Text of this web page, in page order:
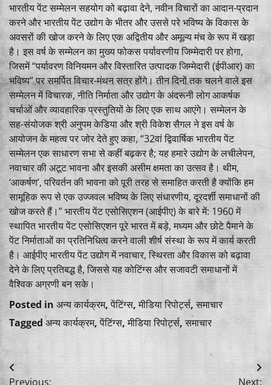
भारतीय पेंट सम्मेलन सहयोग को बढ़ावा देने, नवीन विचारों का आदान-प्रदान
करने और भारतीय पेंट उद्योग के भीतर और उससे परे भविष्य के विकास के
अवसरों की खोज करने के लिए एक अद्वितीय और अमूल्य मंच के रूप में खड़ा
है। इस वर्ष के सम्मेलन का मुख्य फोकस पर्यावरणीय जिम्मेदारी पर होगा,
जिसमें “पर्यावरण विनियमन और विस्तारित उत्पादक जिम्मेदारी (ईपीआर) का
भविष्य” पर समर्पित विचार-मंथन सत्र होंगे। तीन दिनों तक चलने वाले इस
सम्मेलन में विचारक, नीति निर्माता और उद्योग के अंदरूनी लोग आकर्षक
चर्चाओं और व्यावहारिक प्रस्तुतियों के लिए एक साथ आएंगे। सम्मेलन के
सह-संयोजक श्री अनुपम केडिया और श्री विकेश सैगल ने इस वर्ष के
आयोजन के महत्व पर जोर देते हुए कहा, “32वां द्विवार्षिक भारतीय पेंट
सम्मेलन एक साधारण सभा से कहीं बढ़कर है; यह हमारे उद्योग के लचीलेपन,
नवाचार की अटूट भावना और इसकी असीम क्षमता का उत्सव है। थीम,
‘आकर्षण’, परिवर्तन की भावना को पूरी तरह से समाहित करती है क्योंकि हम
सामूहिक रूप से एक उज्जवल भविष्य के लिए संधारणीय, दूरदर्शी समाधानों की
खोज करते हैं।” भारतीय पेंट एसोसिएशन (आईपीए) के बारे में: 1960 में
स्थापित भारतीय पेंट एसोसिएशन पूरे भारत में बड़े, मध्यम और छोटे पैमाने के
पेंट निर्माताओं का प्रतिनिधित्व करने वाली शीर्ष संस्था के रूप में कार्य करती
है। आईपीए भारतीय पेंट उद्योग में नवाचार, स्थिरता और विकास को बढ़ावा
देने के लिए प्रतिबद्ध है, जिससे यह कोटिंग्स और सजावटी समाधानों में
वैश्विक अग्रणी बन सके।
Posted in अन्य कार्यक्रम,पेंटिंग्स,मीडिया रिपोर्ट्स,समाचार
Taggedअन्य कार्यक्रम,पेंटिंग्स,मीडिया रिपोर्ट्स,समाचार
Post
Previous: Next: